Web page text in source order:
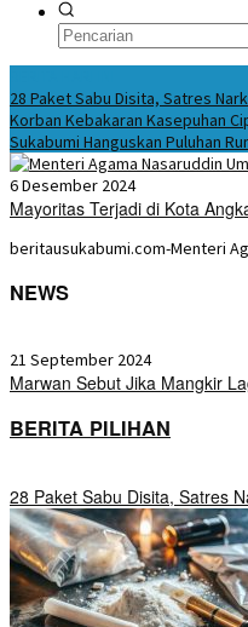
28 Paket Sabu Disita, Satres
Korban Kebakaran Kasepuhan
Sukabumi Hanguskan Puluhan
6 Desember 2024
Mayoritas Terjadi di Kota
beritausukabumi.com-Menteri
NEWS
21 September 2024
Marwan Sebut Jika Mangkir
BERITA PILIHAN
28 Paket Sabu Disita, Satres